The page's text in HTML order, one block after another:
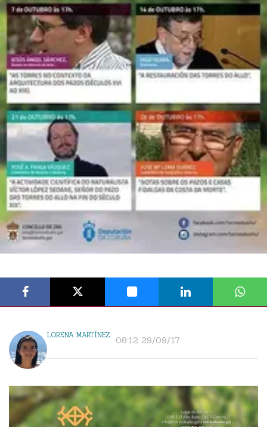
LORENA MARTÍNEZ 08:12 29/09/17